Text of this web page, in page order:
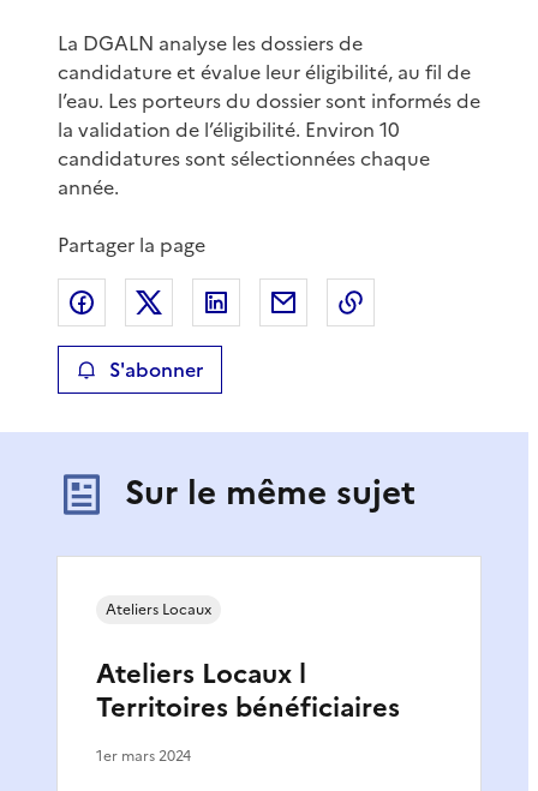
La DGALN analyse les dossiers de
candidature et évalue leur éligibilité, au fil de
l’eau. Les porteurs du dossier sont informés de
la validation de l’éligibilité. Environ 10
candidatures sont sélectionnées chaque
année.
Partager la page
Partager sur Facebook
Partager sur XPartager sur LinkedIn
Partager par email
S'abonner
Sur le même sujet
Ateliers Locaux l
Territoires bénéficiaires
Ateliers Locaux
1er mars 2024